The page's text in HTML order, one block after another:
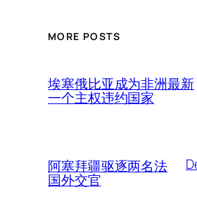
MORE POSTS
埃塞俄比亚成为非洲最新
一个主权违约国家
阿塞拜疆驱逐两名法
国外交官